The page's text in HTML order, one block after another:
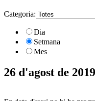
Categoria:
Dia
Setmana
Mes
26 d'agost de